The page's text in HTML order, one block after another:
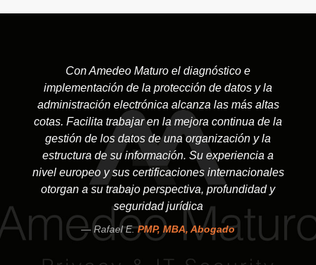
Con Amedeo Maturo el diagnóstico e
implementación de la protección de datos y la
administración electrónica alcanza las más altas
cotas. Facilita trabajar en la mejora continua de la
gestión de los datos de una organización y la
estructura de su información. Su experiencia a
nivel europeo y sus certificaciones internacionales
otorgan a su trabajo perspectiva, profundidad y
seguridad jurídica
Rafael E.PMP, MBA, Abogado